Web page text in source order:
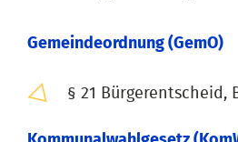
Gemeindeordnung (GemO)
§ 21 Bürgerentscheid,